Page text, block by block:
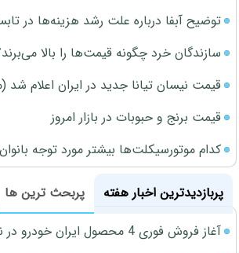
توضیح آبفا درباره علت رشد هزینه‌ها در
سازندگان خرد چگونه قیمت‌ها را بالا
قیمت نیسان تیانا جدید در ایران اعلام شد
قیمت برنج و حبوبات در بازار امروز
کدام موتورسیکلت‌ها بیشتر مورد توجه
پربازدیدترین اخبار هفته
پربحث ترین ها
آغاز فروش فوری 4 محصول ایران خودرو در نمایندگی‌ها